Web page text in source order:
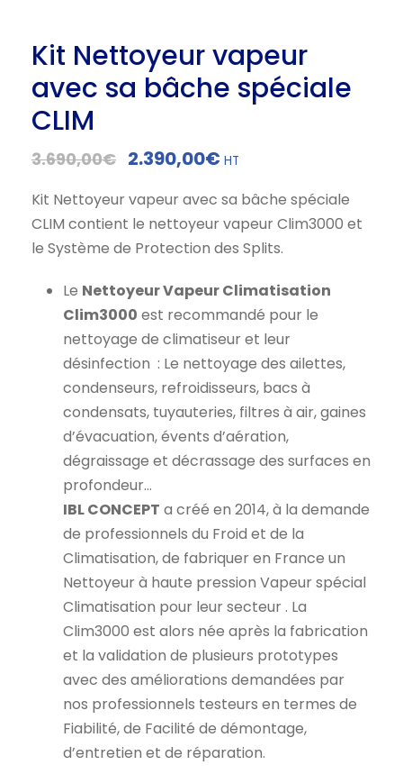
Kit Nettoyeur vapeur
avec sa bâche spéciale
CLIM
3.690,00€
L
p
r
i
i
n
i
t
i
a
l
é
t
a
i
t
:
3
.
6
9
0
,
2.390,00€ L
p
r
i
a
c
t
u
e
l
e
s
:
2
.
3
9
0
,
0
0
€
HT
Kit Nettoyeur vapeur avec sa bâche spéciale
CLIM contient le nettoyeur vapeur Clim3000 et
le Système de Protection des Splits.
Le Nettoyeur Vapeur Climatisation
Clim3000 est recommandé pour le
nettoyage de climatiseur et leur
désinfection : Le nettoyage des ailettes,
condenseurs, refroidisseurs, bacs à
condensats, tuyauteries, filtres à air, gaines
d’évacuation, évents d’aération,
dégraissage et décrassage des surfaces en
profondeur…
IBL CONCEPT a créé en 2014, à la demande
de professionnels du Froid et de la
Climatisation, de fabriquer en France un
Nettoyeur à haute pression Vapeur spécial
Climatisation pour leur secteur . La
Clim3000 est alors née après la fabrication
et la validation de plusieurs prototypes
avec des améliorations demandées par
nos professionnels testeurs en termes de
Fiabilité, de Facilité de démontage,
d’entretien et de réparation.